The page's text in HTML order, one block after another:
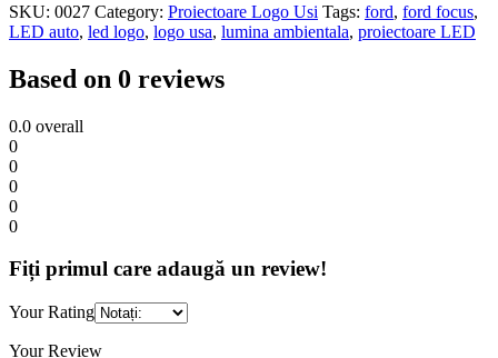
SKU: 0027 Category: Proiectoare Logo Usi Tags: ford, ford focus,
LED auto, led logo, logo usa, lumina ambientala, proiectoare LED
Based on 0 reviews
0.0 overall
0
0
0
0
0
Fiți primul care adaugă un review!
Your Rating
Your Review